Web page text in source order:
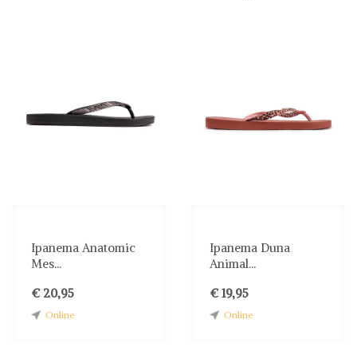
Ipanema Anatomic
Mes...
€ 20,95
Online
Ipanema Duna
Animal...
€ 19,95
Online